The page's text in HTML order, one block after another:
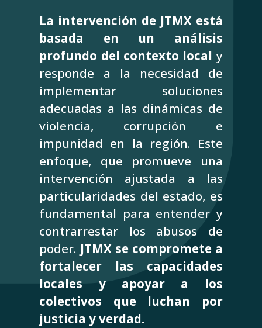
La intervención de JTMX está
basada en un análisis
profundo del contexto local y
responde a la necesidad de
implementar soluciones
adecuadas a las dinámicas de
violencia, corrupción e
impunidad en la región. Este
enfoque, que promueve una
intervención ajustada a las
particularidades del estado, es
fundamental para entender y
contrarrestar los abusos de
poder. JTMX se compromete a
fortalecer las capacidades
locales y apoyar a los
colectivos que luchan por
justicia y verdad.